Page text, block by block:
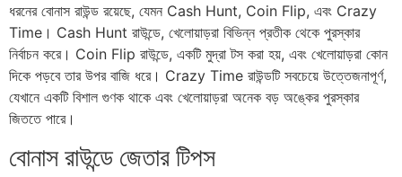
ধরনের বোনাস রাউন্ড রয়েছে, যেমন Cash Hunt, Coin Flip, এবং Crazy
Time। Cash Hunt রাউন্ডে, খেলোয়াড়রা বিভিন্ন প্রতীক থেকে পুরস্কার
নির্বাচন করে। Coin Flip রাউন্ডে, একটি মুদ্রা টস করা হয়, এবং খেলোয়াড়রা কোন
দিকে পড়বে তার উপর বাজি ধরে। Crazy Time রাউন্ডটি সবচেয়ে উত্তেজনাপূর্ণ,
যেখানে একটি বিশাল গুণক থাকে এবং খেলোয়াড়রা অনেক বড় অঙ্কের পুরস্কার
জিততে পারে।
বোনাস রাউন্ডে জেতার টিপস